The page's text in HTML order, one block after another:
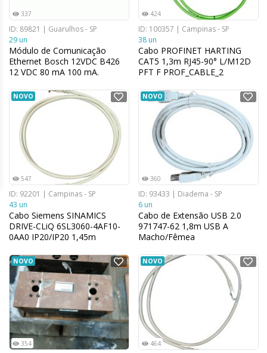
337
ID: 89821 | Guarulhos - SP
29 un
Módulo de Comunicação
Ethernet Bosch 12VDC B426
12 VDC 80 mA 100 mA.
424
ID: 100357 | Campinas - SP
38 un
Cabo PROFINET HARTING
CAT5 1,3m RJ45-90° L/M12D
PFT F PROF_CABLE_2
NOVO
547
ID: 92201 | Campinas - SP
43 un
Cabo Siemens SINAMICS
DRIVE-CLiQ 6SL3060-4AF10-
0AA0 IP20/IP20 1,45m
NOVO
360
ID: 93433 | Diadema - SP
6 un
Cabo de Extensão USB 2.0
971747-62 1,8m USB A
Macho/Fêmea
NOVO
354
NOVO
464